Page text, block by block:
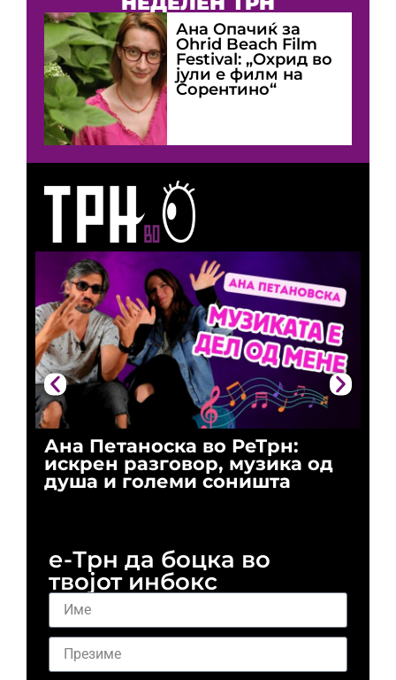
Ана Петаноска во РеТрн:
искрен разговор, музика од
душа и големи соништа
Ана Опачиќ за
Оhrid Beach Film
Festival: „Охрид во
јули е филм на
Сорентино“
е-Трн да боцка во
твојот инбокс